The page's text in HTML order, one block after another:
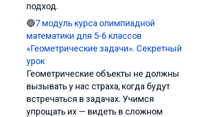
подход.
🔵7 модуль курса олимпиадной
математики для 5-6 классов
«Геометрические задачи». Секретный
урок
Геометрические объекты не должны
вызывать у нас страха, когда будут
встречаться в задачах. Учимся
упрощать их — видеть в сложном